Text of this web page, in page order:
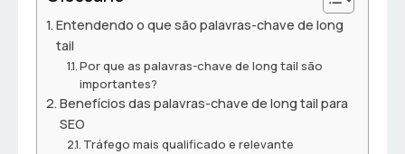
Entendendo o que são palavras-chave de long
tail
Por que as palavras-chave de long tail são
importantes?
Benefícios das palavras-chave de long tail para
SEO
Tráfego mais qualificado e relevante